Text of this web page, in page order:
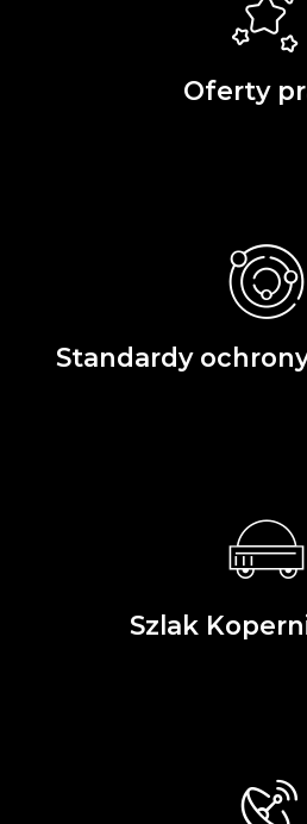
Oferty
Standardy
Szlak